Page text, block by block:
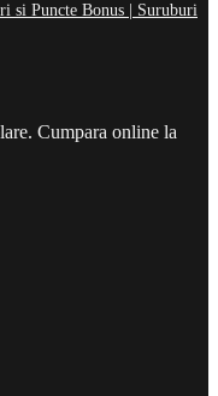
si Puncte Bonus | Suruburi
Cumpara online la